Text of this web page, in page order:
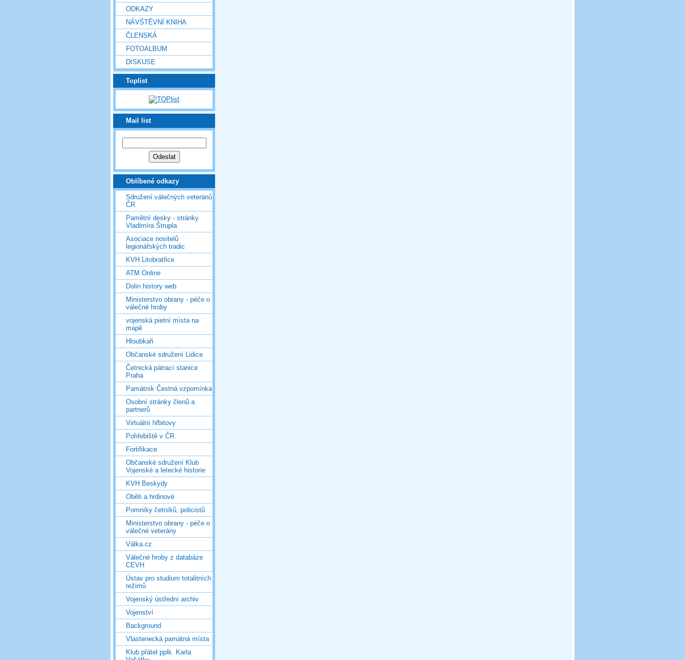
ODKAZY
NÁVŠTĚVNÍ KNIHA
ČLENSKÁ
FOTOALBUM
DISKUSE
Toplist
Mail list
Oblíbené odkazy
Sdružení válečných veteránů
ČR
Pamětní desky - stránky
Vladimíra Štrupla
Asociace nositelů
legionářských tradic
KVH Litobratřice
ATM Online
Dolin history web
Ministerstvo obrany - péče o
válečné hroby
vojenská pietní místa na
mapě
Hloubkaři
Občanské sdružení Lidice
Četnická pátrací stanice
Praha
Památník Čestná vzpomínka
Osobní stránky členů a
partnerů
Virtuální hřbitovy
Pohřebiště v ČR
Fortifikace
Občanské sdružení Klub
Vojenské a letecké historie
KVH Beskydy
Oběti a hrdinové
Pomníky četníků, policistů
Ministerstvo obrany - péče o
válečné veterány
Válka.cz
Válečné hroby z databáze
CEVH
Ústav pro studium totalitních
režimů
Vojenský ústřední archiv
Vojenství
Background
Vlastenecká památná místa
Klub přátel pplk. Karla